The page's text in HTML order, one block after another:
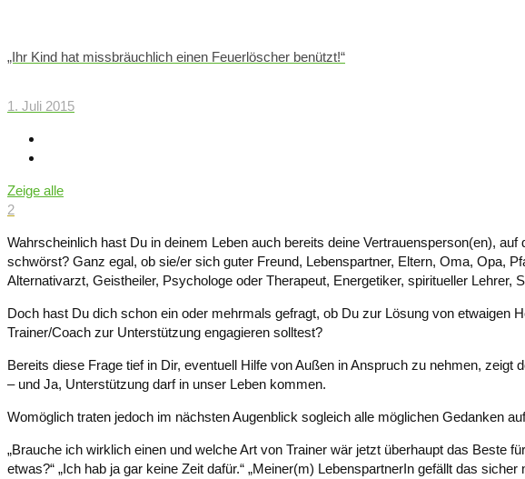
„Ihr Kind hat missbräuchlich einen Feuerlöscher benützt!“
1. Juli 2015
Zeige alle
2
Wahrscheinlich hast Du in deinem Leben auch bereits deine Vertrauensperson(en),
schwörst? Ganz egal, ob sie/er sich guter Freund, Lebenspartner, Eltern, Oma, Opa,
Alternativarzt, Geistheiler, Psychologe oder Therapeut, Energetiker, spiritueller Lehrer,
Doch hast Du dich schon ein oder mehrmals gefragt, ob Du zur Lösung von etwaigen
Trainer/Coach zur Unterstützung engagieren solltest?
Bereits diese Frage tief in Dir, eventuell Hilfe von Außen in Anspruch zu nehmen,
– und Ja, Unterstützung darf in unser Leben kommen.
Womöglich traten jedoch im nächsten Augenblick sogleich alle möglichen Gedanken
„Brauche ich wirklich einen und welche Art von Trainer wär jetzt überhaupt das Beste
etwas?“ „Ich hab ja gar keine Zeit dafür.“ „Meiner(m) LebenspartnerIn gefällt das